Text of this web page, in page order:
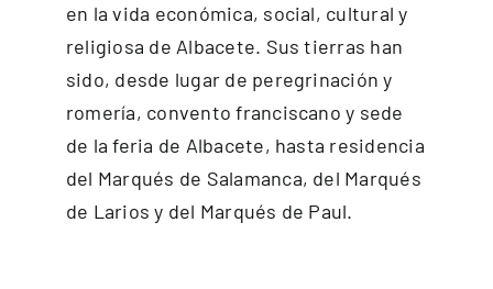
en la vida económica, social, cultural y
religiosa de Albacete. Sus tierras han
sido, desde lugar de peregrinación y
romería, convento franciscano y sede
de la feria de Albacete, hasta residencia
del Marqués de Salamanca, del Marqués
de Larios y del Marqués de Paul.